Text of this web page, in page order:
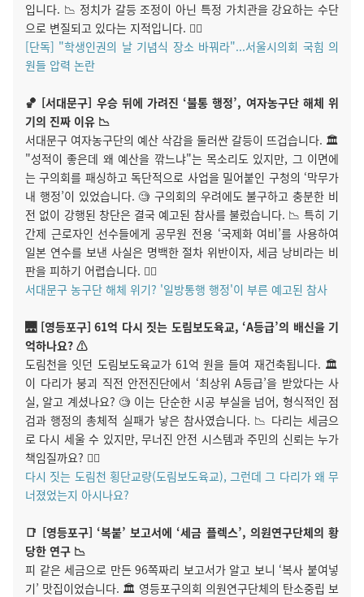
입니다. 📉 정치가 갈등 조정이 아닌 특정 가치관을 강요하는 수단
으로 변질되고 있다는 지적입니다. 🤦‍♂️
[단독] "학생인권의 날 기념식 장소 바꿔라"...서울시의회 국힘 의
원들 압력 논란
🏀 [서대문구] 우승 뒤에 가려진 ‘불통 행정’, 여자농구단 해체 위
기의 진짜 이유 📉
서대문구 여자농구단의 예산 삭감을 둘러싼 갈등이 뜨겁습니다. 🏛️
"성적이 좋은데 왜 예산을 깎느냐"는 목소리도 있지만, 그 이면에
는 구의회를 패싱하고 독단적으로 사업을 밀어붙인 구청의 ‘막무가
내 행정’이 있었습니다. 🧐 구의회의 우려에도 불구하고 충분한 비
전 없이 강행된 창단은 결국 예고된 참사를 불렀습니다. 📉 특히 기
간제 근로자인 선수들에게 공무원 전용 ‘국제화 여비’를 사용하여
일본 연수를 보낸 사실은 명백한 절차 위반이자, 세금 낭비라는 비
판을 피하기 어렵습니다. 🤦‍♂️
서대문구 농구단 해체 위기? '일방통행 행정'이 부른 예고된 참사
🌉 [영등포구] 61억 다시 짓는 도림보도육교, ‘A등급’의 배신을 기
억하나요? ⚠️
도림천을 잇던 도림보도육교가 61억 원을 들여 재건축됩니다. 🏛️
이 다리가 붕괴 직전 안전진단에서 ‘최상위 A등급’을 받았다는 사
실, 알고 계셨나요? 🧐 이는 단순한 시공 부실을 넘어, 형식적인 점
검과 행정의 총체적 실패가 낳은 참사였습니다. 📉 다리는 세금으
로 다시 세울 수 있지만, 무너진 안전 시스템과 주민의 신뢰는 누가
책임질까요? 🤦‍♂️
다시 짓는 도림천 횡단교량(도림보도육교), 그런데 그 다리가 왜 무
너졌었는지 아시나요?
📑 [영등포구] ‘복붙’ 보고서에 ‘세금 플렉스’, 의원연구단체의 황
당한 연구 📉
피 같은 세금으로 만든 96쪽짜리 보고서가 알고 보니 ‘복사 붙여넣
기’ 맛집이었습니다. 🏛️ 영등포구의회 의원연구단체의 탄소중립 보